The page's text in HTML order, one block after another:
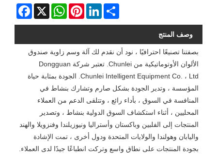
Facebook X
WhatsAppPinterestLinkedInShare
وصف المنتج
بصفتنا تصنيعًا احترافيًا ، نود أن نقدم لك آلة وسم زاوية صندوق
الألوان الأوتوماتيكية من Chunlei. تعتبر شركة Dongguan
Chunlei Intelligent Equipment Co. ، Ltd. الجودة بمثابة حياة
المؤسسة ، وتدير الجودة بشكل صارم وتشارك بنشاط في
المنافسة في السوق ، بأداء رائع ، وتتلقى الدعم من العملاء
المحليين ، أثناء استكشاف السوق الدولية بنشاط ، وتصدير
المنتجات إلى الفلبين وباكستان وأستراليا ونيوزيلندا وفنزويلا والهند
واليابان وهولندا والولايات المتحدة ودول أخرى ، تمت الإشادة
بجودة المنتجات على نطاق واسع وتركت انطباعًا جيدًا لدى العملاء.